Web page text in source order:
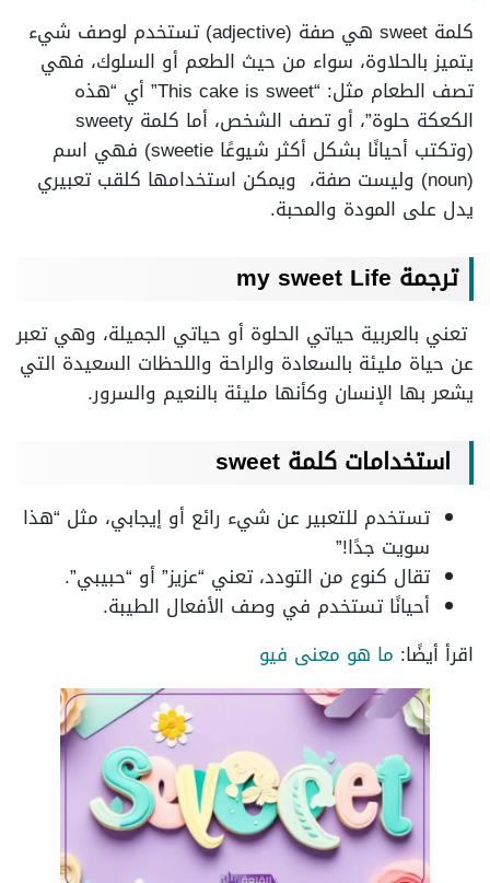
كلمة sweet هي صفة (adjective) تستخدم لوصف شيء
يتميز بالحلاوة، سواء من حيث الطعم أو السلوك، فهي
تصف الطعام مثل: “This cake is sweet” أي “هذه
الكعكة حلوة”، أو تصف الشخص، أما كلمة sweety
(وتكتب أحيانًا بشكل أكثر شيوعًا sweetie) فهي اسم
(noun) وليست صفة، ويمكن استخدامها كلقب تعبيري
يدل على المودة والمحبة.
ترجمة my sweet Life
تعني بالعربية حياتي الحلوة أو حياتي الجميلة، وهي تعبر
عن حياة مليئة بالسعادة والراحة واللحظات السعيدة التي
يشعر بها الإنسان وكأنها مليئة بالنعيم والسرور.
استخدامات كلمة sweet
تستخدم للتعبير عن شيء رائع أو إيجابي، مثل “هذا
سويت جدًا!”
تقال كنوع من التودد، تعني “عزيز” أو “حبيبي”.
أحيانًا تستخدم في وصف الأفعال الطيبة.
اقرأ أيضًا: ما هو معنى فيو